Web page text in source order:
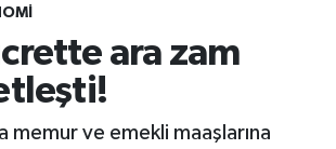
ara zam
memur ve emekli maaşlarına
Durumu ve Fikstür